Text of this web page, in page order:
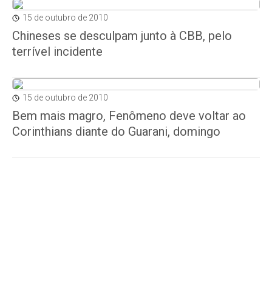
15 de outubro de 2010
Chineses se desculpam junto à CBB, pelo
terrível incidente
15 de outubro de 2010
Bem mais magro, Fenômeno deve voltar ao
Corinthians diante do Guarani, domingo